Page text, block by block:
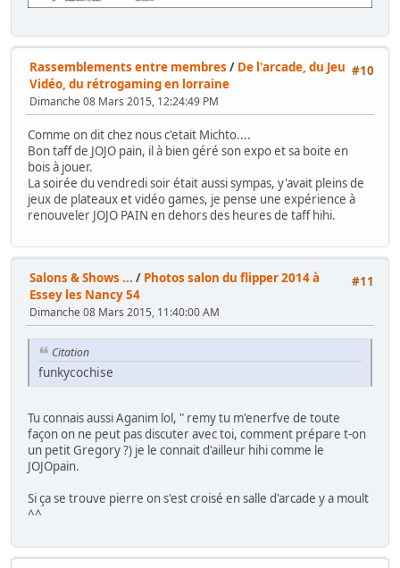
#10
Rassemblements entre membres / De l'arcade, du Jeu
Vidéo, du rétrogaming en lorraine
Dimanche 08 Mars 2015, 12:24:49 PM
Comme on dit chez nous c'etait Michto....
Bon taff de JOJO pain, il à bien géré son expo et sa boite en
bois à jouer.
La soirée du vendredi soir était aussi sympas, y'avait pleins de
jeux de plateaux et vidéo games, je pense une expérience à
renouveler JOJO PAIN en dehors des heures de taff hihi.
#11
Salons & Shows ... / Photos salon du flipper 2014 à
Essey les Nancy 54
Dimanche 08 Mars 2015, 11:40:00 AM
Citation
funkycochise
Tu connais aussi Aganim lol, " remy tu m'enerfve de toute
façon on ne peut pas discuter avec toi, comment prépare t-on
un petit Gregory ?) je le connait d'ailleur hihi comme le
JOJOpain.
Si ça se trouve pierre on s'est croisé en salle d'arcade y a moult
^^